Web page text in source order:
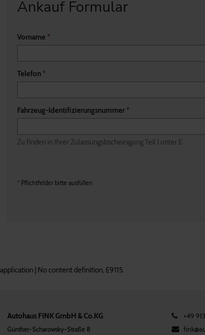
Ankauf Formular
Vorname *
Telefon *
Fahrzeug-Identifizierungsnummer *
Zu finden in Ihrer Zulassungsbscheinigung Teil I unter E
* Pflichtfelder bitte ausfüllen
application | No content definition, E9115.
Autohaus FINK GmbH & Co.KG
Günther-Scharowsky-Straße 8
+49